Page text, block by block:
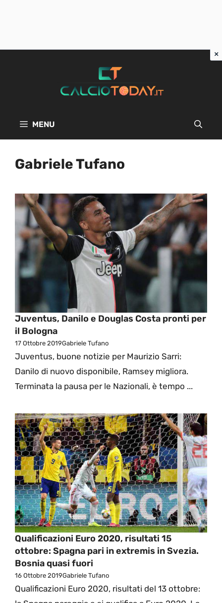
MENU
Gabriele Tufano
Juventus, Danilo e Douglas Costa pronti per
il Bologna
17 Ottobre 2019Gabriele Tufano
Juventus, buone notizie per Maurizio Sarri:
Danilo di nuovo disponibile, Ramsey migliora.
Terminata la pausa per le Nazionali, è tempo ...
Qualificazioni Euro 2020, risultati 15
ottobre: Spagna pari in extremis in Svezia.
Bosnia quasi fuori
16 Ottobre 2019Gabriele Tufano
Qualificazioni Euro 2020, risultati del 13 ottobre: